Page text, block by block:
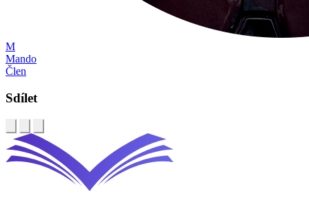
M
Mando
Člen
Sdílet